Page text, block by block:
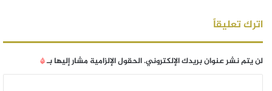
اترك تعليقاً
لن يتم نشر عنوان بريدك الإلكتروني.الحقول الإلزامية مشار إليها بـ*